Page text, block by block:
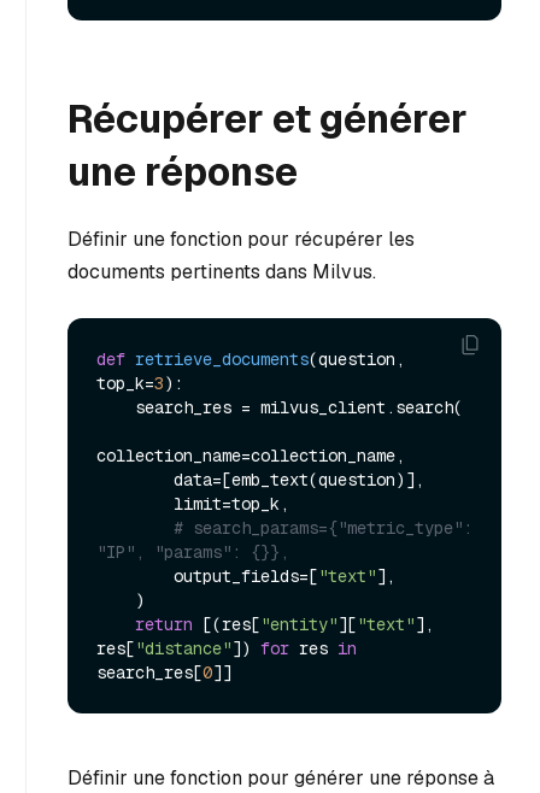
Récupérer et générer
une réponse
Définir une fonction pour récupérer les
documents pertinents dans Milvus.
def retrieve_documents(question,
top_k=3):
collection_name=collection_name,
# search_params={"metric_type":
"IP", "params": {}},
        output_fields=[
"text"],
return [(res["entity"]["text"],
res["distance"]) for res in
search_res[0
Définir une fonction pour générer une réponse à